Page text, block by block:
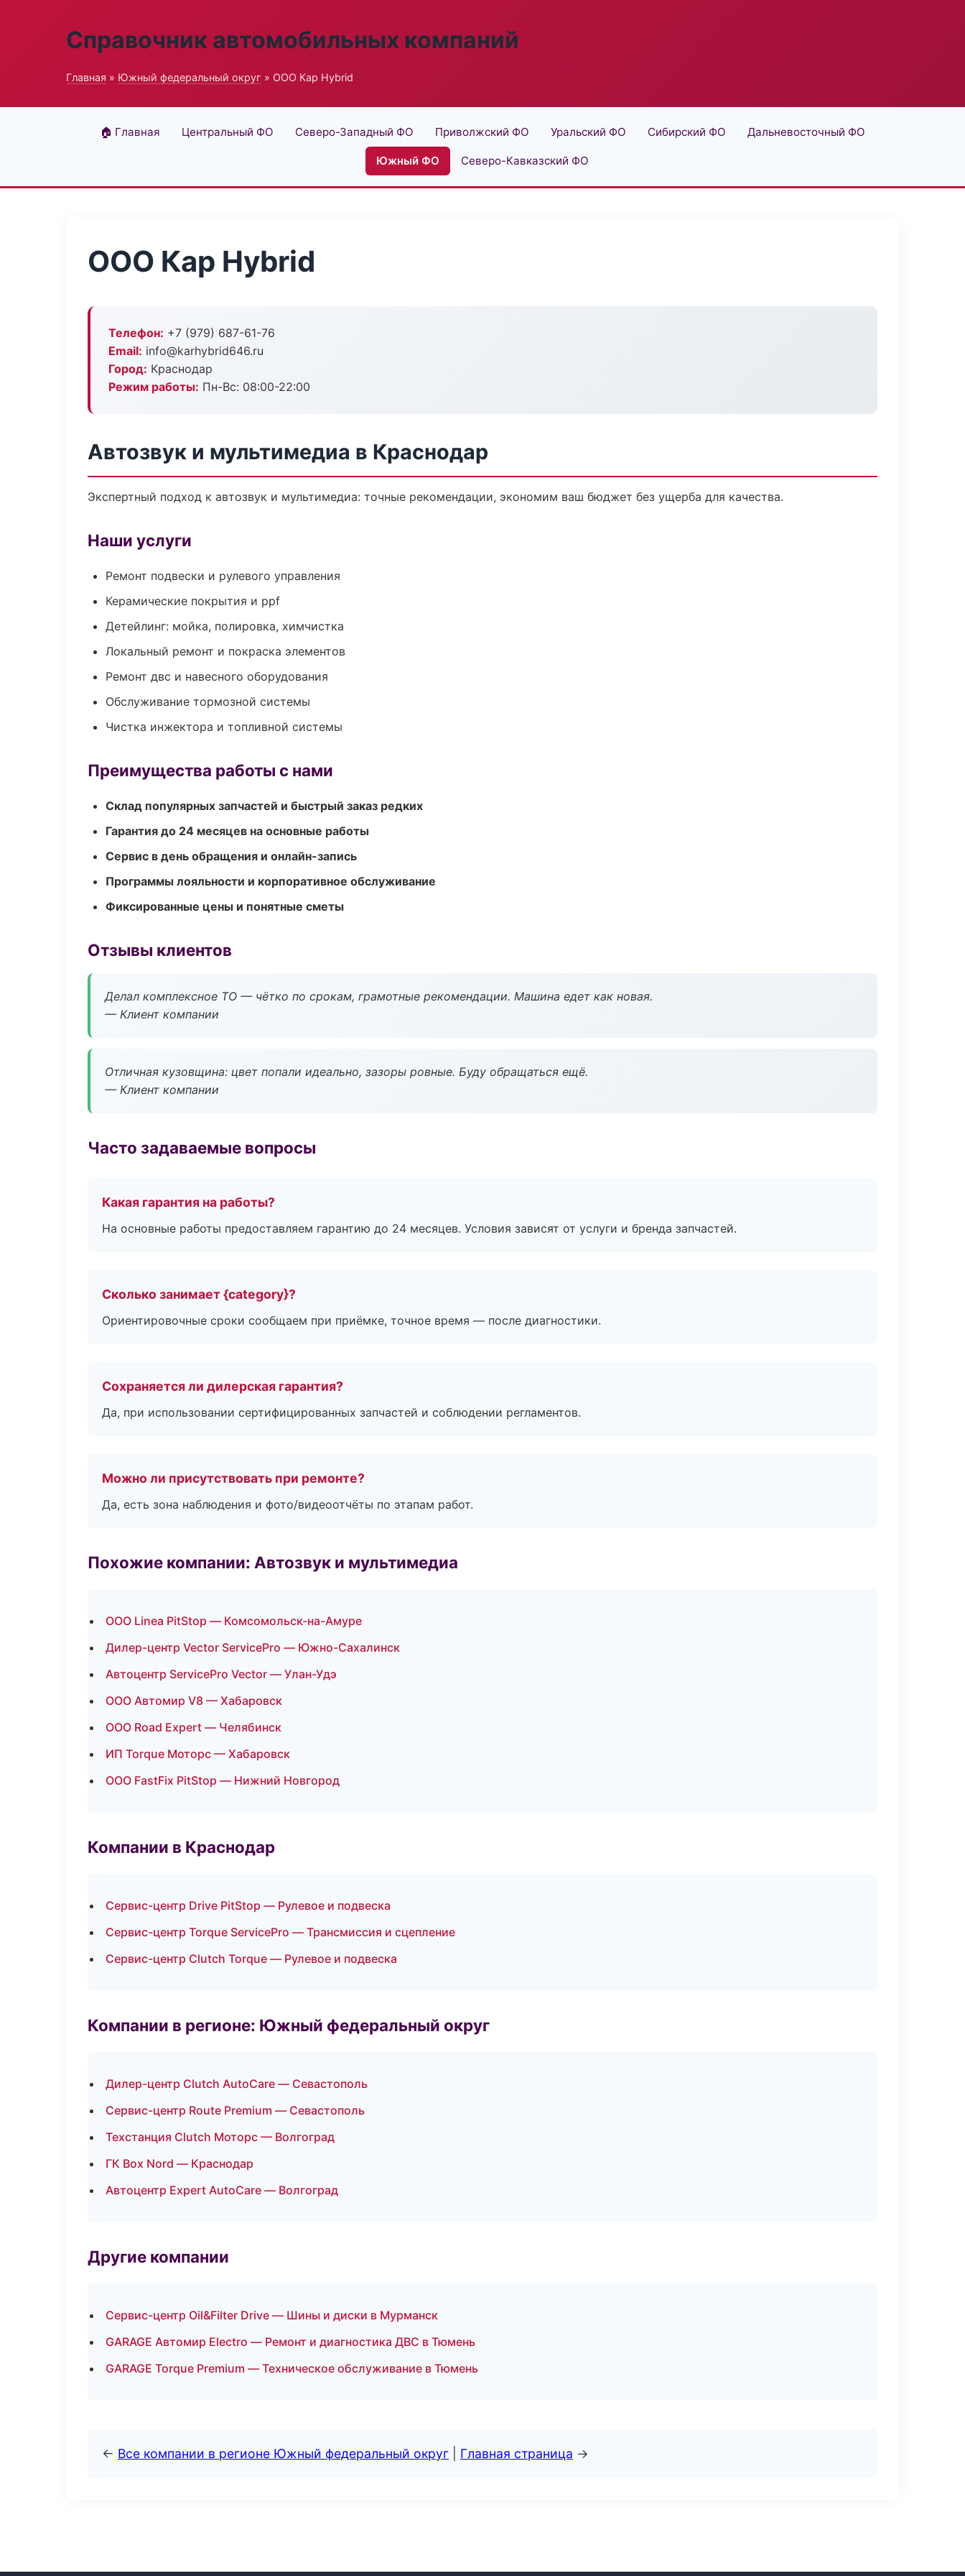
Справочник автомобильных компаний
Главная » Южный федеральный округ » ООО Кар Hybrid
🏠 Главная Центральный ФО Северо-Западный ФО Приволжский ФО Уральский ФО Сибирский ФО Дальневосточный ФО
Южный ФО Северо-Кавказский ФО
ООО Кар Hybrid
Телефон: +7 (979) 687-61-76
Email: info@karhybrid646.ru
Город: Краснодар
Режим работы: Пн-Вс: 08:00-22:00
Автозвук и мультимедиа в Краснодар
Экспертный подход к автозвук и мультимедиа: точные рекомендации, экономим ваш бюджет без ущерба для качества.
Наши услуги
Ремонт подвески и рулевого управления
Керамические покрытия и ppf
Детейлинг: мойка, полировка, химчистка
Локальный ремонт и покраска элементов
Ремонт двс и навесного оборудования
Обслуживание тормозной системы
Чистка инжектора и топливной системы
Преимущества работы с нами
Склад популярных запчастей и быстрый заказ редких
Гарантия до 24 месяцев на основные работы
Сервис в день обращения и онлайн-запись
Программы лояльности и корпоративное обслуживание
Фиксированные цены и понятные сметы
Отзывы клиентов
Делал комплексное ТО — чётко по срокам, грамотные рекомендации. Машина едет как новая.
— Клиент компании
Отличная кузовщина: цвет попали идеально, зазоры ровные. Буду обращаться ещё.
— Клиент компании
Часто задаваемые вопросы
Какая гарантия на работы?
На основные работы предоставляем гарантию до 24 месяцев. Условия зависят от услуги и бренда запчастей.
Сколько занимает {category}?
Ориентировочные сроки сообщаем при приёмке, точное время — после диагностики.
Сохраняется ли дилерская гарантия?
Да, при использовании сертифицированных запчастей и соблюдении регламентов.
Можно ли присутствовать при ремонте?
Да, есть зона наблюдения и фото/видеоотчёты по этапам работ.
Похожие компании: Автозвук и мультимедиа
ООО Linea PitStop — Комсомольск-на-Амуре
Дилер-центр Vector ServicePro — Южно-Сахалинск
Автоцентр ServicePro Vector — Улан-Удэ
ООО Автомир V8 — Хабаровск
ООО Road Expert — Челябинск
ИП Torque Моторс — Хабаровск
ООО FastFix PitStop — Нижний Новгород
Компании в Краснодар
Сервис-центр Drive PitStop — Рулевое и подвеска
Сервис-центр Torque ServicePro — Трансмиссия и сцепление
Сервис-центр Clutch Torque — Рулевое и подвеска
Компании в регионе: Южный федеральный округ
Дилер-центр Clutch AutoCare — Севастополь
Сервис-центр Route Premium — Севастополь
Техстанция Clutch Моторс — Волгоград
ГК Box Nord — Краснодар
Автоцентр Expert AutoCare — Волгоград
Другие компании
Сервис-центр Oil&Filter Drive — Шины и диски в Мурманск
GARAGE Автомир Electro — Ремонт и диагностика ДВС в Тюмень
GARAGE Torque Premium — Техническое обслуживание в Тюмень
← Все компании в регионе Южный федеральный округ Главная страница →